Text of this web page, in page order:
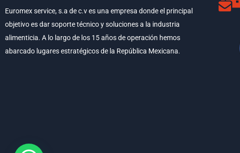
Euromex service, s.a de c.v es una empresa donde el principal
objetivo es dar soporte técnico y soluciones a la industria
alimenticia. A lo largo de los 15 años de operación hemos
abarcado lugares estratégicos de la República Mexicana.